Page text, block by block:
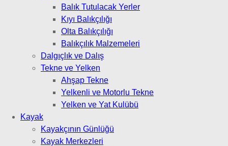
Balık Tutulacak Yerler
Kıyı Balıkçılığı
Olta Balıkçılığı
Balıkçılık Malzemeleri
Dalgıçlık ve Dalış
Tekne ve Yelken
Ahşap Tekne
Yelkenli ve Motorlu Tekne
Yelken ve Yat Kulübü
Kayak
Kayakçının Günlüğü
Kayak Merkezleri